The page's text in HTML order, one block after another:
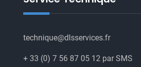
technique@dlsservices.fr
+ 33 (0) 7 56 87 05 12 par SMS